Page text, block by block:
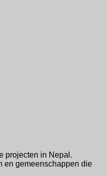
projecten in Nepal.
en gemeenschappen die